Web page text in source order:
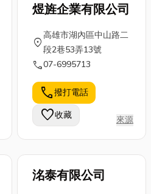
煜旌企業有限公司
location_on
高雄市湖內區中山路二
段2巷53弄13號
call07-6995713
call撥打電話
favorite收藏 來源
洺泰有限公司